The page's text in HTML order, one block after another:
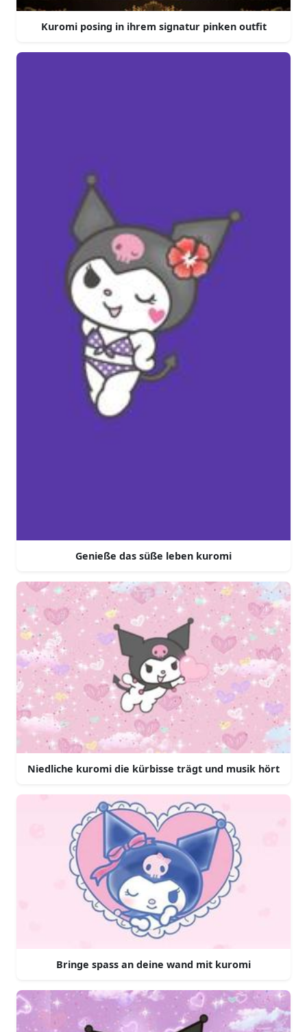
Kuromi posing in ihrem signatur pinken outfit
Genieße das süße leben kuromi
Niedliche kuromi die kürbisse trägt und musik hört
Bringe spass an deine wand mit kuromi